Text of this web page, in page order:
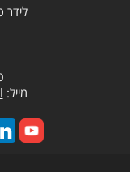
לידר סיני 2022
מייל: